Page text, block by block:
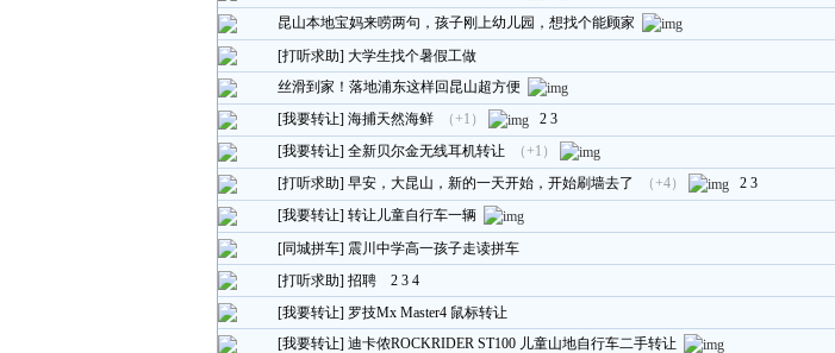
昆山本地宝妈来唠两句，孩子刚上幼儿园，想找个能顾家
[打听求助] 大学生找个暑假工做
丝滑到家！落地浦东这样回昆山超方便
[我要转让] 海捕天然海鲜 （+1） 2 3
[我要转让] 全新贝尔金无线耳机转让
（+1）
[打听求助] 早安，大昆山，新的一天开始，开始刷墙去了 （+4） 2 3
[我要转让] 转让儿童自行车一辆
[同城拼车] 震川中学高一孩子走读拼车
[打听求助] 招聘 2 3 4
[我要转让] 罗技Mx Master4 鼠标转让
[我要转让] 迪卡侬ROCKRIDER ST100 儿童山地自行车二手转让